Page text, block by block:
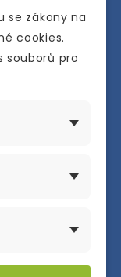
se
01
se zákony na
cookies.
souborů pro